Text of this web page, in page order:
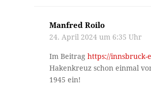
Manfred Roilo
24. April 2024 um 6:35 Uhr
Im Beitraghttps://innsbruck-
Hakenkreuz schon einmal
1945 ein!